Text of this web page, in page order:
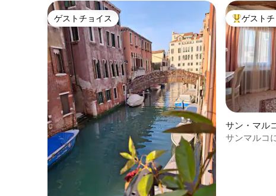
ゲストチョイス
ゲストチョイス 大好評の
ゲスト
サン・マル
ム
サンマルコ